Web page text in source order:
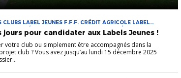
CLUBS LABEL JEUNES F.F.F. CRÉDIT AGRICOLE LABEL
FÉMININES LABEL JEUNES F.F.F. CRÉDIT
jours pour candidater aux Labels Jeunes !
votre club ou simplement être accompagnés dans la
club ? Vous avez jusqu’au lundi 15 décembre 2025